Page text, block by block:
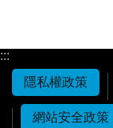
更新日期
115-08-
瀏覽人次
287
地址：115203臺